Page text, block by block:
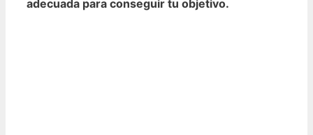
adecuada para conseguir tu objetivo.